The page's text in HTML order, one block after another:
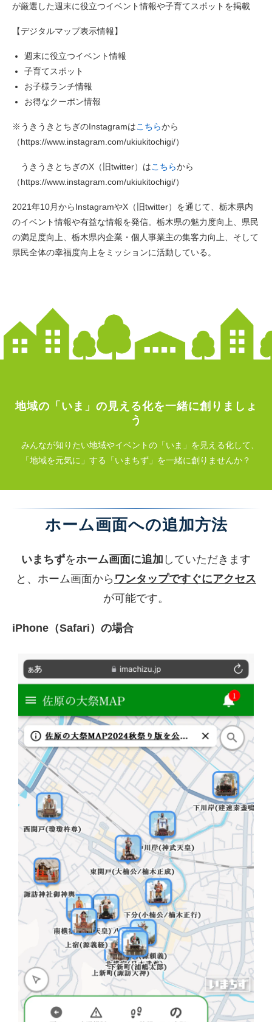
が厳選した週末に役立つイベント情報や子育てスポットを掲載
【デジタルマップ表示情報】
週末に役立つイベント情報
子育てスポット
お子様ランチ情報
お得なクーポン情報
※うきうきとちぎのInstagramはこちらから
（https://www.instagram.com/ukiukitochigi/）
うきうきとちぎのX（旧twitter）はこちらから
（https://www.instagram.com/ukiukitochigi/）
2021年10月からInstagramやX（旧twitter）を通じて、栃木県内
のイベント情報や有益な情報を発信。栃木県の魅力度向上、県民
の満足度向上、栃木県内企業・個人事業主の集客力向上、そして
県民全体の幸福度向上をミッションに活動している。
地域の 「いま」 の見える化を一緒に創りましょ
う
みんなが知りたい地域やイベントの「いま」を見える化して、
「地域を元気に」する「いまちず」を一緒に創りませんか？
ホーム画面への追加方法
いまちずをホーム画面に追加 していただきます
と、ホーム画面から ワンタップですぐにアクセス
が可能です。
iPhone（Safari）の場合